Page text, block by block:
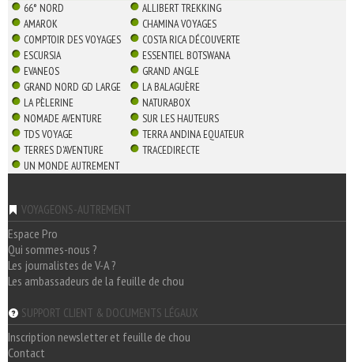
66° NORD
ALLIBERT TREKKING
AMAROK
CHAMINA VOYAGES
COMPTOIR DES VOYAGES
COSTA RICA DÉCOUVERTE
ESCURSIA
ESSENTIEL BOTSWANA
EVANEOS
GRAND ANGLE
GRAND NORD GD LARGE
LA BALAGUÈRE
LA PÈLERINE
NATURABOX
NOMADE AVENTURE
SUR LES HAUTEURS
TDS VOYAGE
TERRA ANDINA EQUATEUR
TERRES D'AVENTURE
TRACEDIRECTE
UN MONDE AUTREMENT
VOYAGEONS-AUTREMENT
Espace Pro
Qui sommes-nous ?
Les journalistes de V-A ?
Les ambassadeurs de la feuille de chou
SUPPORT CLIENT & DOCUMENTS LÉGAUX
Inscription newsletter et feuille de chou
Contact